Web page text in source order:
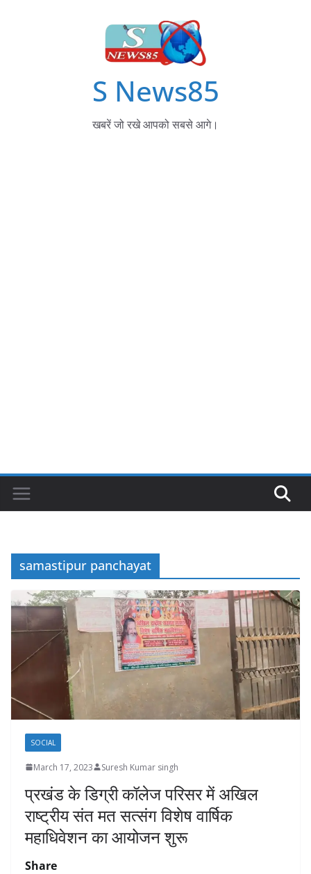
S News85
खबरें जो रखे आपको सबसे आगे।
samastipur panchayat
SOCIAL
March 17, 2023 Suresh Kumar singh
प्रखंड के डिग्री कॉलेज परिसर में अखिल
राष्ट्रीय संत मत सत्संग विशेष वार्षिक
महाधिवेशन का आयोजन शुरू
Share